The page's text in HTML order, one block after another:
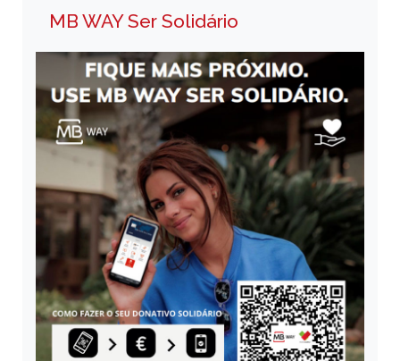
MB WAY Ser Solidário